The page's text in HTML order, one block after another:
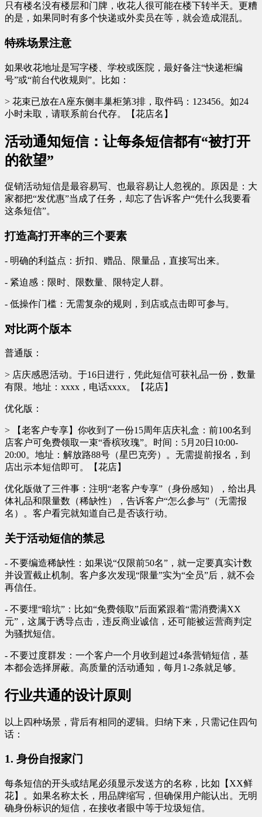
只有楼名没有楼层和门牌，收花人很可能在楼下转半天。更糟
的是，如果同时有多个快递或外卖员在等，就会造成混乱。
特殊场景注意
如果收花地址是写字楼、学校或医院，最好备注“快递柜编
号”或“前台代收规则”。比如：
> 花束已放在A座东侧丰巢柜第3排，取件码：123456。如24
小时未取，请联系前台代存。【花店名】
活动通知短信：让每条短信都有“被打开
的欲望”
促销活动短信是最容易写、也最容易让人忽视的。原因是：大
家都把“发优惠”当成了任务，却忘了告诉客户“凭什么我要看
这条短信”。
打造高打开率的三个要素
- 明确的利益点：折扣、赠品、限量品，直接写出来。
- 紧迫感：限时、限数量、限特定人群。
- 低操作门槛：无需复杂的规则，到店或点击即可参与。
对比两个版本
普通版：
> 店庆感恩活动。于16日进行，凭此短信可获礼品一份，数量
有限。地址：xxxx，电话xxxx。【花店】
优化版：
> 【老客户专享】你收到了一份15周年店庆礼盒：前100名到
店客户可免费领取一束“香槟玫瑰”。时间：5月20日10:00-
20:00。地址：解放路88号（星巴克旁）。无需提前报名，到
店出示本短信即可。【花店】
优化版做了三件事：注明“老客户专享”（身份感知），给出具
体礼品和限量数（稀缺性），告诉客户“怎么参与”（无需报
名）。客户看完就知道自己是否该行动。
关于活动短信的禁忌
- 不要编造稀缺性：如果说“仅限前50名”，就一定要真实计数
并设置截止机制。客户多次发现“限量”实为“全员”后，就不会
再信任。
- 不要埋“暗坑”：比如“免费领取”后面紧跟着“需消费满XX
元”，这属于诱导点击，违反商业诚信，还可能被运营商判定
为骚扰短信。
- 不要过度群发：一个客户一个月收到超过4条营销短信，基
本都会选择屏蔽。高质量的活动通知，每月1-2条就足够。
行业共通的设计原则
以上四种场景，背后有相同的逻辑。归纳下来，只需记住四句
话：
1. 身份自报家门
每条短信的开头或结尾必须显示发送方的名称，比如【XX鲜
花】。如果名称太长，用品牌缩写，但确保用户能认出。无明
确身份标识的短信，在接收者眼中等于垃圾短信。